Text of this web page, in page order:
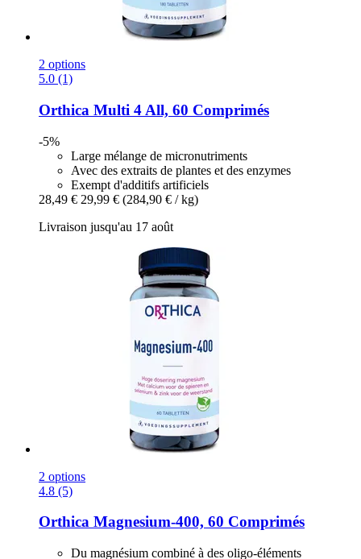
2 options
5.0 (1)
Orthica Multi 4 All, 60 Comprimés
-5%
Large mélange de micronutriments
Avec des extraits de plantes et des enzymes
Exempt d'additifs artificiels
28,49 € 29,99 € (284,90 € / kg)
Livraison jusqu'au 17 août
2 options
4.8 (5)
Orthica Magnesium-​400, 60 Comprimés
Du magnésium combiné à des oligo-éléments